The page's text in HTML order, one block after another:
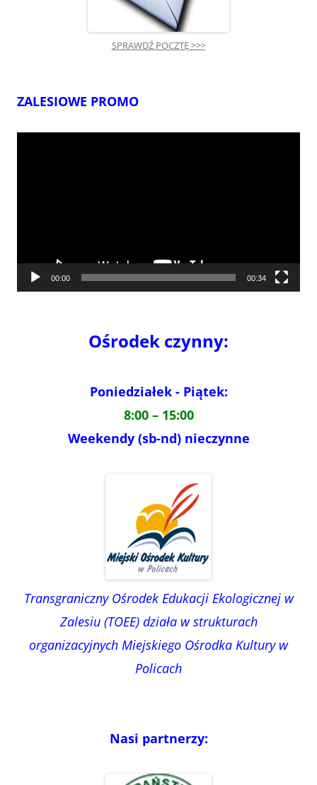
SPRAWDŹ POCZTĘ >>>
ZALESIOWE PROMO
00:00 00:34
Ośrodek czynny:
Poniedziałek - Piątek:
8:00 – 15:00
Weekendy (sb-nd) nieczynne
Transgraniczny Ośrodek Edukacji Ekologicznej w
Zalesiu (TOEE) działa w strukturach
organizacyjnych Miejskiego Ośrodka Kultury w
Policach
Nasi partnerzy: